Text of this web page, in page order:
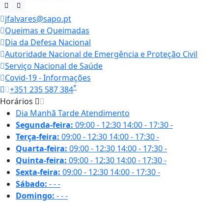
jfalvares@sapo.pt
Queimas e Queimadas
Dia da Defesa Nacional
Autoridade Nacional de Emergência e Proteção Civil
Serviço Nacional de Saúde
Covid-19 - Informações
+351 235 587 384*
Horários
Dia Manhã TardeAtendimento
Segunda-feira: 09:00 - 12:30 14:00 - 17:30-
Terça-feira: 09:00 - 12:30 14:00 - 17:30-
Quarta-feira: 09:00 - 12:30 14:00 - 17:30-
Quinta-feira: 09:00 - 12:30 14:00 - 17:30-
Sexta-feira: 09:00 - 12:30 14:00 - 17:30-
Sábado: ---
Domingo: ---